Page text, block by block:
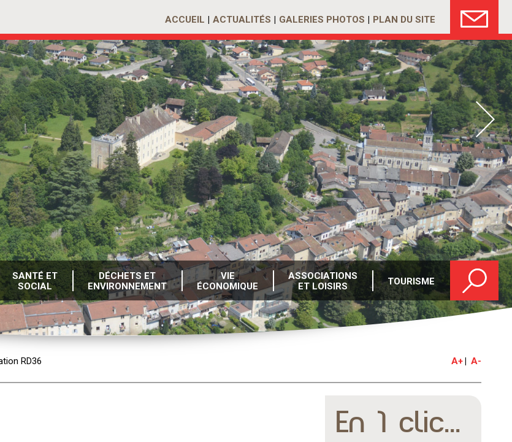
ACCUEIL ACTUALITÉS GALERIES PHOTOS PLAN DU SITE
SANTÉ ET
SOCIAL
DÉCHETS ET
ENVIRONNEMENT
VIE
ÉCONOMIQUE
ASSOCIATIONS
ET LOISIRS
TOURISME
RD36 A+ A-
En 1 clic...